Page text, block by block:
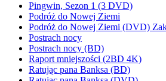
Pingwin, Sezon 1 (3 DVD)
Podróż do Nowej Ziemi
Podróż do Nowej Ziemi (DVD)
Postrach nocy
Postrach nocy (BD)
Raport mniejszości (2BD 4K)
Ratując pana Banksa (BD)